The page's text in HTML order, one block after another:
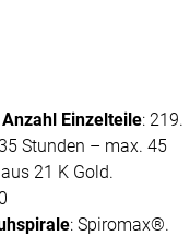
Anzahl Einzelteile: 219.
Stunden – max. 45
21 K Gold.
: Spiromax®.